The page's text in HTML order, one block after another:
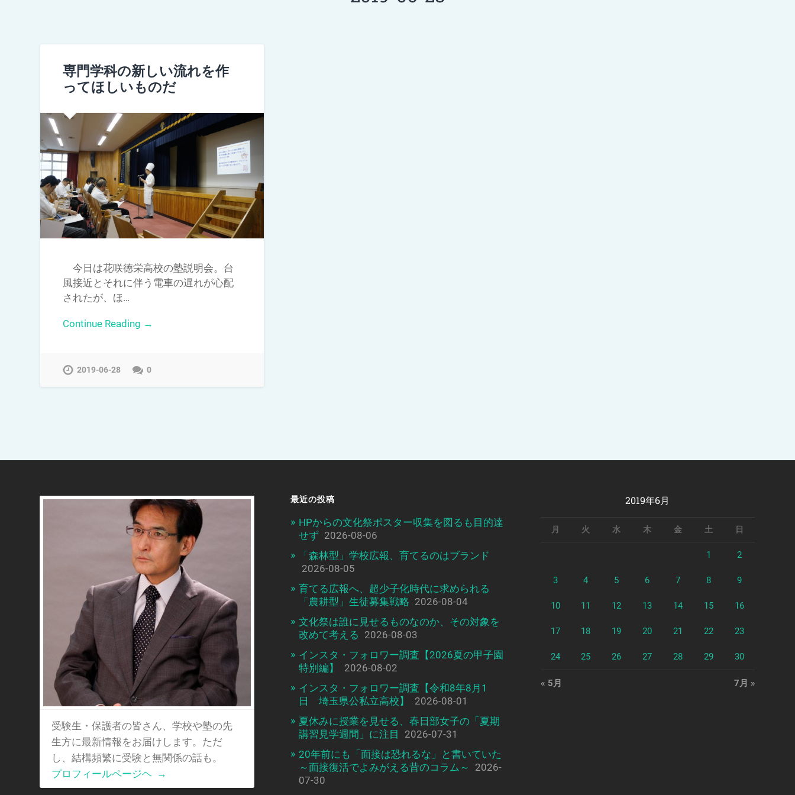
専門学科の新しい流れを作
ってほしいものだ
今日は花咲徳栄高校の塾説明会。台
風接近とそれに伴う電車の遅れが心配
されたが、ほ…
Continue Reading →
2019-06-28 0
受験生・保護者の皆さん、学校や塾の先
生方に最新情報をお届けします。ただ
し、結構頻繁に受験と無関係の話も。
プロフィールページヘ →
最近の投稿
HPからの文化祭ポスター収集を図るも目的達
せず 2026-08-06
「森林型」学校広報、育てるのはブランド
2026-08-05
育てる広報へ、超少子化時代に求められる
「農耕型」生徒募集戦略 2026-08-04
文化祭は誰に見せるものなのか、その対象を
改めて考える 2026-08-03
インスタ・フォロワー調査【2026夏の甲子園
特別編】
2026-08-02
インスタ・フォロワー調査【令和8年8月1
日 埼玉県公私立高校】
2026-08-01
夏休みに授業を見せる、春日部女子の「夏期
講習見学週間」に注目
2026-07-31
20年前にも「面接は恐れるな」と書いていた
～面接復活でよみがえる昔のコラム～
2026-
07-30
2019年6月
月 火 水 木 金 土 日
1 2
3 4 5 6 7 8 9
10 11 12 13 14 15 16
17 18 19 20 21 22 23
24 25 26 27 28 29 30
« 5月 7月 »